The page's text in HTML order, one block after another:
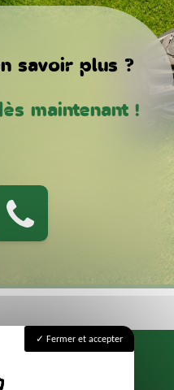
savoir plus ?
maintenant !
Fermer et accepter